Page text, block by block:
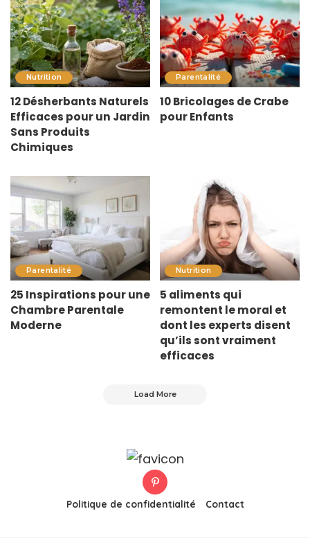
Nutrition
12 Désherbants Naturels
Efficaces pour un Jardin
Sans Produits
Chimiques
Parentalité
10 Bricolages de Crabe
pour Enfants
Parentalité
25 Inspirations pour une
Chambre Parentale
Moderne
Nutrition
5 aliments qui
remontent le moral et
dont les experts disent
qu’ils sont vraiment
efficaces
Load More
Politique de confidentialité Contact